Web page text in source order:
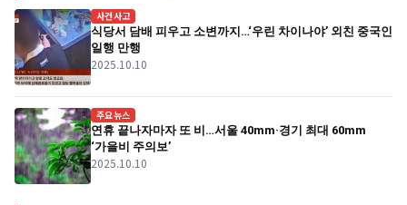
사건사고
식당서 담배 피우고 소변까지…‘우린 차이나야’ 외친 중국인
일행 만행
2025.10.10
주요뉴스
연휴 끝나자마자 또 비…서울 40mm·경기 최대 60mm
‘가을비 주의보’
2025.10.10